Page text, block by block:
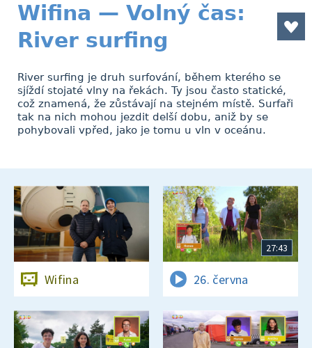
Wifina — Volný čas:
River surfing
River surfing je druh surfování, během kterého se
sjíždí stojaté vlny na řekách. Ty jsou často statické,
což znamená, že zůstávají na stejném místě. Surfaři
tak na nich mohou jezdit delší dobu, aniž by se
pohybovali vpřed, jako je tomu u vln v oceánu.
Wifina
27:43
26. června